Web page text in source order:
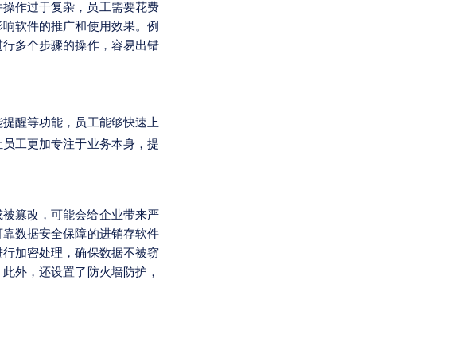
作过于复杂，员工需要花费
软件的推广和使用效果。例
多个步骤的操作，容易出错
醒等功能，员工能够快速上
工更加专注于业务本身，提
篡改，可能会给企业带来严
数据安全保障的进销存软件
加密处理，确保数据不被窃
外，还设置了防火墙防护，